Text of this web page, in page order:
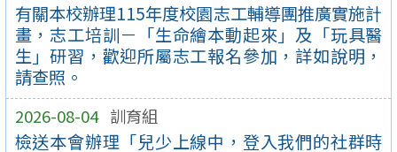
有關本校辦理115年度校園志工輔導團推廣實施計
畫，志工培訓－「生命繪本動起來」及「玩具醫
生」研習，歡迎所屬志工報名參加，詳如說明，
請查照。
2026-08-04 訓育組
檢送本會辦理「兒少上線中，登入我們的社群時